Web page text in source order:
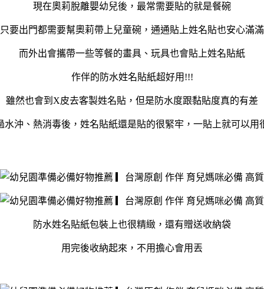
現在奧莉脫離嬰幼兒後，最常需要貼的就是餐碗
只要出門都需要幫奧莉帶上兒童碗，通通貼上姓名貼也安心滿滿
而外出會攜帶一些等餐的畫具、玩具也會貼上姓名貼紙
作伴的防水姓名貼紙超好用!!!
雖然也會到X皮去客製姓名貼，但是防水度跟黏貼度真的有差
水沖、熱消毒後，姓名貼紙還是貼的很緊牢，一貼上就可以用
防水姓名貼紙包裝上也很精緻，還有贈送收納袋
用完後收納起來，不用擔心會用丟